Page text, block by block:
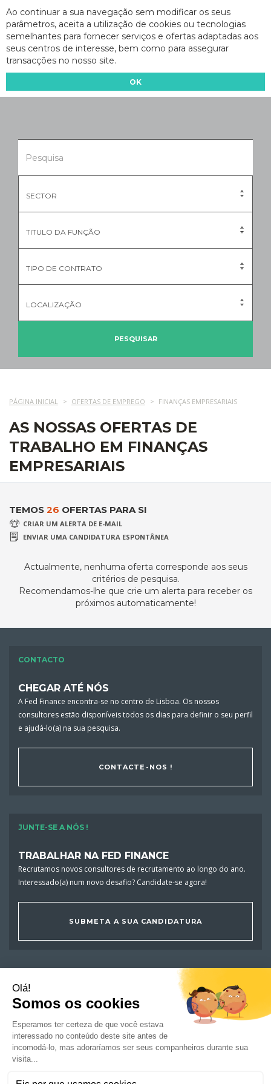
Ao continuar a sua navegação sem modificar os seus
parâmetros, aceita a utilização de cookies ou tecnologias
semelhantes para fornecer serviços e ofertas adaptadas aos
seus centros de interesse, bem como para assegurar
transacções no nosso site.
OK
SECTOR
TITULO DA FUNÇÃO
TIPO DE CONTRATO
LOCALIZAÇÃO
PESQUISAR
PÁGINA INICIAL OFERTAS DE EMPREGO FINANÇAS EMPRESARIAIS
AS NOSSAS OFERTAS DE
TRABALHO EM FINANÇAS
EMPRESARIAIS
TEMOS 26 OFERTAS PARA SI
CRIAR UM ALERTA DE E-MAIL
ENVIAR UMA CANDIDATURA ESPONTÂNEA
Actualmente, nenhuma oferta corresponde aos seus
critérios de pesquisa.
Recomendamos-lhe que crie um alerta para receber os
próximos automaticamente!
CONTACTO
CHEGAR ATÉ NÓS
A Fed Finance encontra-se no centro de Lisboa. Os nossos
consultores estão disponíveis todos os dias para definir o seu perfil
e ajudá-lo(a) na sua pesquisa.
CONTACTE-NOS !
JUNTE-SE A NÓS !
TRABALHAR NA FED FINANCE
Recrutamos novos consultores de recrutamento ao longo do ano.
Interessado(a) num novo desafio? Candidate-se agora!
SUBMETA A SUA CANDIDATURA
OFERTAS DE EMPREGO